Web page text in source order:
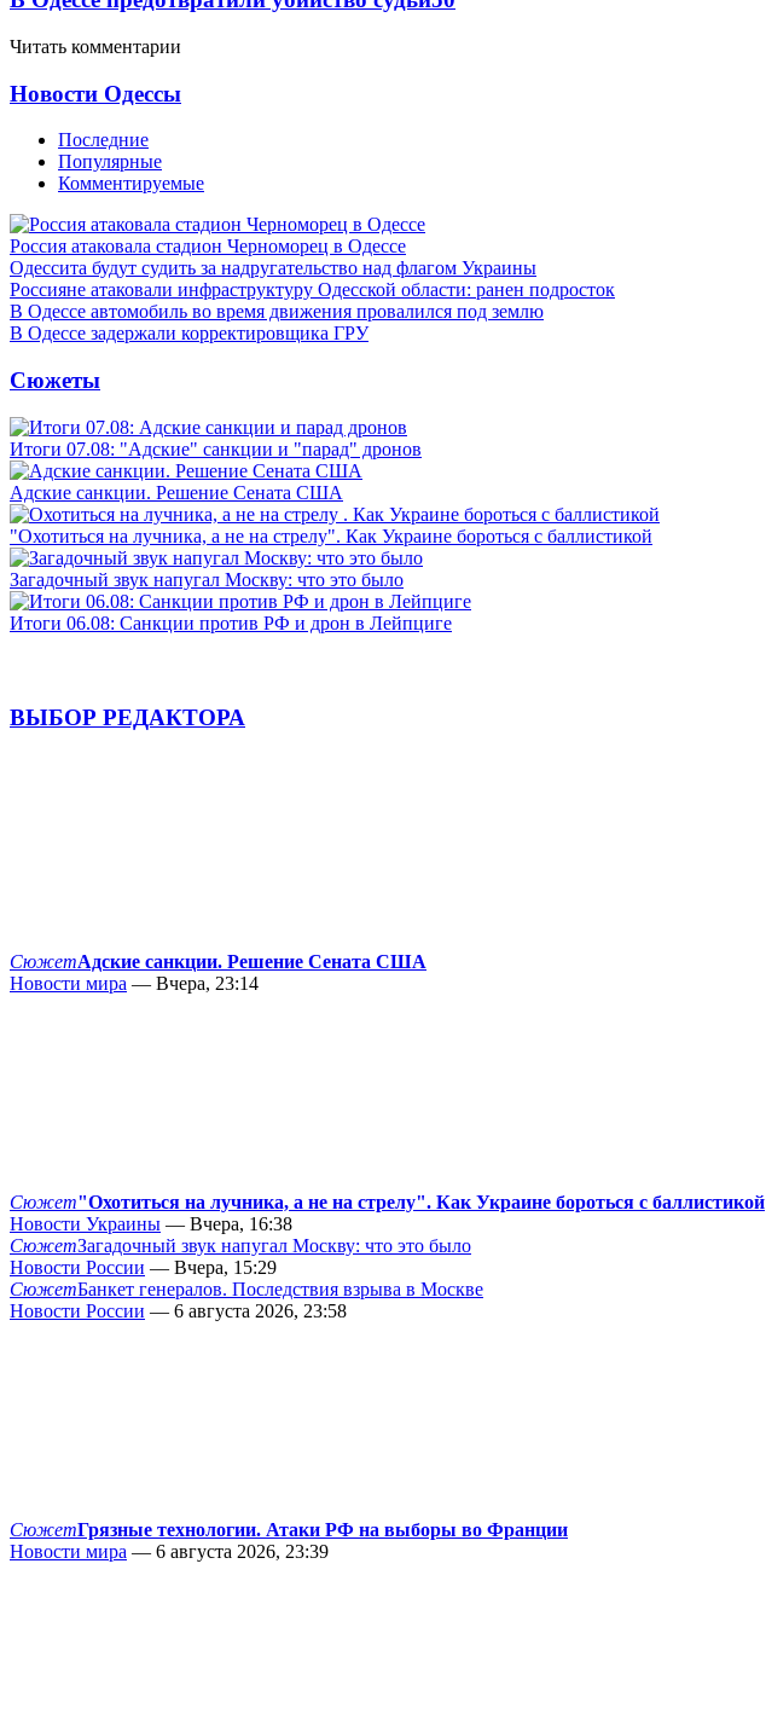
Читать комментарии
Новости Одессы
Последние
Популярные
Комментируемые
Россия атаковала стадион Черноморец в Одессе
Одессита будут судить за надругательство над флагом Украины
Россияне атаковали инфраструктуру Одесской области: ранен подросток
В Одессе автомобиль во время движения провалился под землю
В Одессе задержали корректировщика ГРУ
Сюжеты
Итоги 07.08: "Адские" санкции и "парад" дронов
Адские санкции. Решение Сената США
"Охотиться на лучника, а не на стрелу". Как Украине бороться с баллистикой
Загадочный звук напугал Москву: что это было
Итоги 06.08: Санкции против РФ и дрон в Лейпциге
ВЫБОР РЕДАКТОРА
СюжетАдские санкции. Решение Сената США
Новости мира — Вчера, 23:14
Сюжет"Охотиться на лучника, а не на стрелу". Как Украине бороться с баллистикой
Новости Украины — Вчера, 16:38
СюжетЗагадочный звук напугал Москву: что это было
Новости России — Вчера, 15:29
СюжетБанкет генералов. Последствия взрыва в Москве
Новости России — 6 августа 2026, 23:58
СюжетГрязные технологии. Атаки РФ на выборы во Франции
Новости мира — 6 августа 2026, 23:39